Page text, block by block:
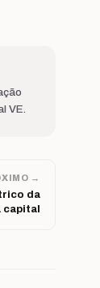
VE.
→
da
capital